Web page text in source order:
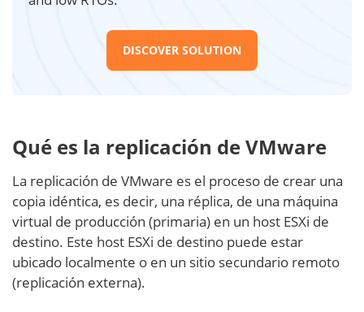
DISCOVER SOLUTION
Qué es la replicación de VMware
La replicación de VMware es el proceso de crear una
copia idéntica, es decir, una réplica, de una máquina
virtual de producción (primaria) en un host ESXi de
destino. Este host ESXi de destino puede estar
ubicado localmente o en un sitio secundario remoto
(replicación externa).